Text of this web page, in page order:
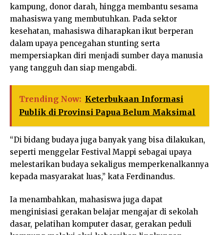
kampung, donor darah, hingga membantu sesama
mahasiswa yang membutuhkan. Pada sektor
kesehatan, mahasiswa diharapkan ikut berperan
dalam upaya pencegahan stunting serta
mempersiapkan diri menjadi sumber daya manusia
yang tangguh dan siap mengabdi.
Trending Now: Keterbukaan Informasi
Publik di Provinsi Papua Belum Maksimal
“Di bidang budaya juga banyak yang bisa dilakukan,
seperti menggelar Festival Mappi sebagai upaya
melestarikan budaya sekaligus memperkenalkannya
kepada masyarakat luas,” kata Ferdinandus.
Ia menambahkan, mahasiswa juga dapat
menginisiasi gerakan belajar mengajar di sekolah
dasar, pelatihan komputer dasar, gerakan peduli